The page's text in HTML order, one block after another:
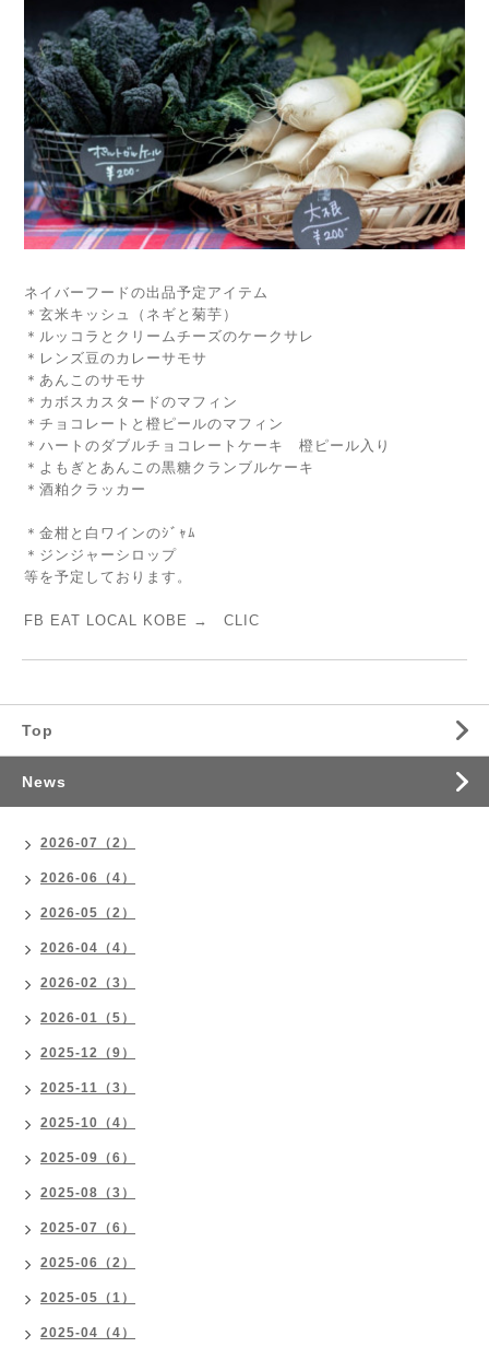
ネイバーフードの出品予定アイテム
＊玄米キッシュ（ネギと菊芋）
＊ルッコラとクリームチーズのケークサレ
＊レンズ豆のカレーサモサ
＊あんこのサモサ
＊カボスカスタードのマフィン
＊チョコレートと橙ピールのマフィン
＊ハートのダブルチョコレートケーキ 橙ピール入り
＊よもぎとあんこの黒糖クランブルケーキ
＊酒粕クラッカー
＊金柑と白ワインのｼﾞｬﾑ
＊ジンジャーシロップ
等を予定しております。
FB EAT LOCAL KOBE → CLIC
Top
News
2026-07（2）
2026-06（4）
2026-05（2）
2026-04（4）
2026-02（3）
2026-01（5）
2025-12（9）
2025-11（3）
2025-10（4）
2025-09（6）
2025-08（3）
2025-07（6）
2025-06（2）
2025-05（1）
2025-04（4）